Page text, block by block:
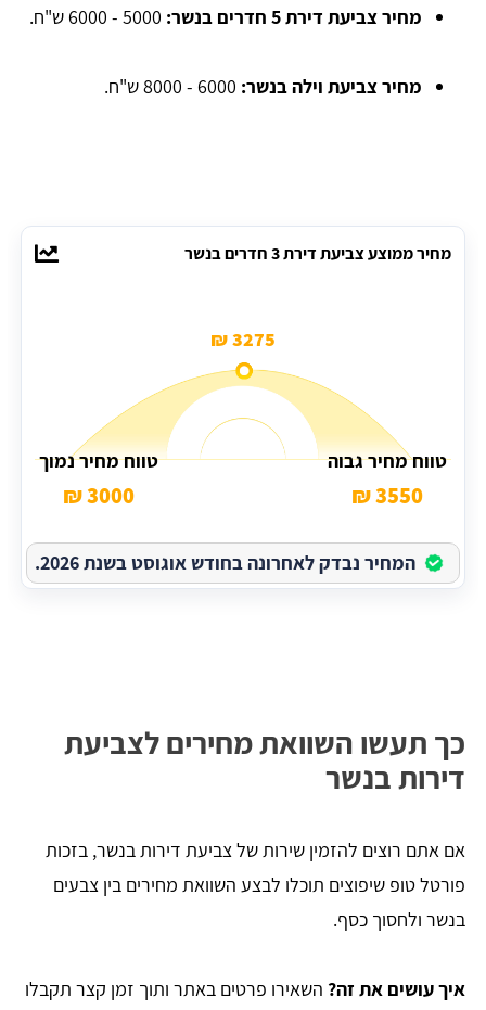
מחיר צביעת דירת 5 חדרים בנשר: 5000 - 6000 ש"ח.
מחיר צביעת וילה בנשר: 6000 - 8000 ש"ח.
מחיר ממוצע צביעת דירת 3 חדרים בנשר
3275 ₪
טווח מחיר גבוה
3550 ₪
טווח מחיר נמוך
3000 ₪
המחיר נבדק לאחרונה בחודש אוגוסט בשנת 2026.
כך תעשו השוואת מחירים לצביעת
דירות בנשר
אם אתם רוצים להזמין שירות של צביעת דירות בנשר, בזכות
פורטל טופ שיפוצים תוכלו לבצע השוואת מחירים בין צבעים
בנשר ולחסוך כסף.
איך עושים את זה? השאירו פרטים באתר ותוך זמן קצר תקבלו